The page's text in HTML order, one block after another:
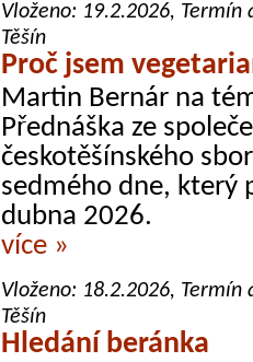
Vloženo: 19.2.2026, Termín
Těšín
Proč jsem
Martin Bernár na
Přednáška ze
českotěšínského
sedmého dne, který
dubna 2026.
více »
Vloženo: 18.2.2026, Termín
Těšín
Hledání beránka